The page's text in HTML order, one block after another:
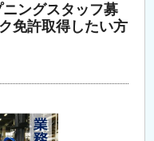
ングスタッフ募
免許取得したい方